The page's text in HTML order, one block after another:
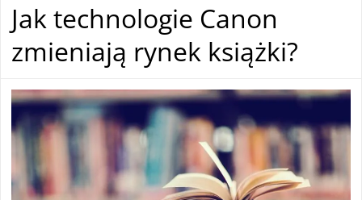
Jak technologie Canon
zmieniają rynek książki?